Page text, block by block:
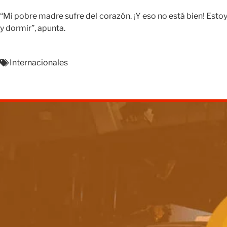
“Mi pobre madre sufre del corazón. ¡Y eso no está bien!
y dormir”, apunta.
Internacionales